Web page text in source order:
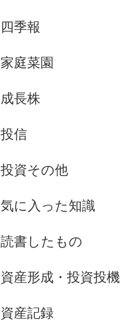
四季報
家庭菜園
成長株
投信
投資その他
気に入った知識
読書したもの
資産形成・投資投機
資産記録